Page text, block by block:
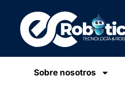
Sobre nosotros